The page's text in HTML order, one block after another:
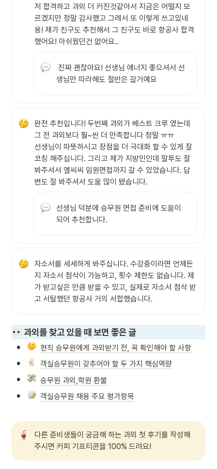
저 합격하고 과외 더 커진것같아서 지금은 어떨지 모
르겠지만 정말 감사했고 그래서 또 이렇게 쓰고있네
용! 제가 친구도 추천해서 그 친구도 바로 항공사 합격
했어요! 아쉬웠던건 없어요..
진짜 괜찮아요! 선생님 에너지 좋으셔서 선
생님만 따라해도 절반은 갈거예요
완전 추천입니다! 두번째 과외가 베스트 크루 였는데
그 전 과외보다 훨~씬 더 만족합니다 정말 ㅠㅠ
선생님이 따뜻하시고 장점을 더 극대화 할 수 있게 잘
코칭 해주십니다. 그리고 제가 지방인인데 말투도 잘
봐주셔서 엘씨씨 임원면접까지 갈 수 있었습니다. 답
변도 잘 봐주셔서 도움 많이 됐습니다.
선생님 덕분에 승무원 면접 준비에 도움이
되어 추천합니다.
자소서를 세세하게 봐주십니다. 수강중이라면 언제든
지 자소서 첨삭이 가능하고, 횟수 제한도 없습니다. 제
가 받고싶은 만큼 받을 수 있고, 실제로 자소서 첨삭 받
고 서탈했던 항공사 거의 서합했습니다.
과외를 찾고 있을 때 보면 좋은 글
• 현직 승무원에게 과외받기 전, 꼭 확인해야 할 사항
• 객실승무원이 갖추어야 할 두 가지 핵심역량
• 승무원 과외,학원 환불
• 객실승무원 채용 주요 평가항목
다른 준비생들이 궁금해 하는 과외 첫 후기를 작성해
주시면 커피 기프티콘을 100% 드려요!